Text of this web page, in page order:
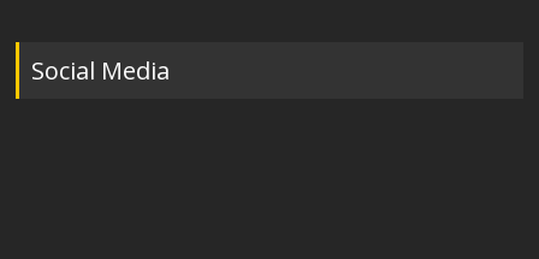
Social Media